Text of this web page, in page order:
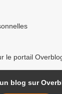
le portail
blog sur